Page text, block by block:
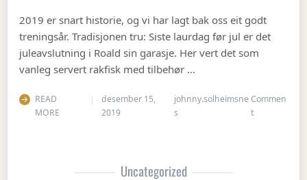
2019 er snart historie, og vi har lagt bak oss eit godt
treningsår. Tradisjonen tru: Siste laurdag før jul er det
juleavslutning i Roald sin garasje. Her vert det som
vanleg servert rakfisk med tilbehør …
READ
MORE
desember 15,
2019
johnny.solheimsne
s
Commen
ton
Uncategorized